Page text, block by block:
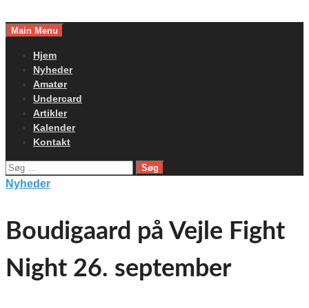
toMain Menu
Hjem
Nyheder
Amatør
Undercard
Artikler
Kalender
Kontakt
Søg
efter:
Nyheder
Boudigaard på Vejle Fight
Night 26. september